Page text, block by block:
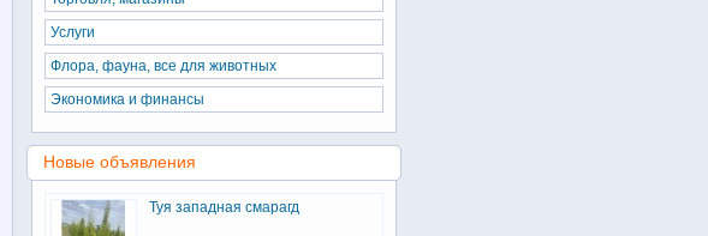
Услуги
Флора, фауна, все для животных
Экономика и финансы
Новые объявления
Туя западная смарагд